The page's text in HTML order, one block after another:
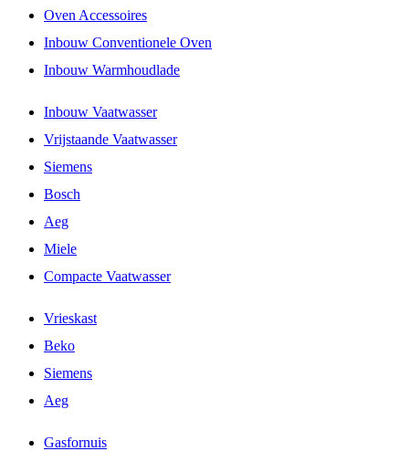
Oven Accessoires
Inbouw Conventionele Oven
Inbouw Warmhoudlade
Inbouw Vaatwasser
Vrijstaande Vaatwasser
Siemens
Bosch
Aeg
Miele
Compacte Vaatwasser
Vrieskast
Beko
Siemens
Aeg
Gasfornuis